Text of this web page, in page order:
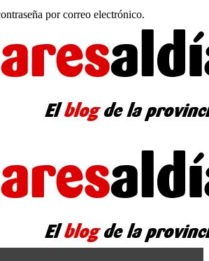
por correo electrónico.